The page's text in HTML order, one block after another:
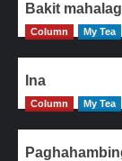
Bakit
Column My Tea
Ina
Column My Tea